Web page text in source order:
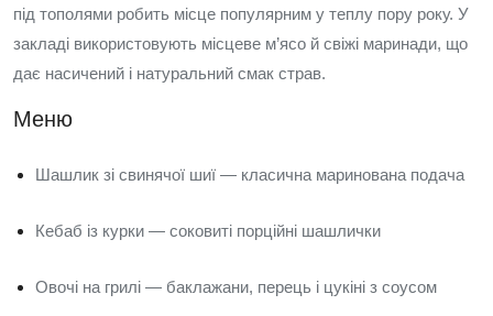
під тополями робить місце популярним у теплу пору року. У
закладі використовують місцеве м’ясо й свіжі маринади, що
дає насичений і натуральний смак страв.
Меню
Шашлик зі свинячої шиї — класична маринована подача
Кебаб із курки — соковиті порційні шашлички
Овочі на грилі — баклажани, перець і цукіні з соусом